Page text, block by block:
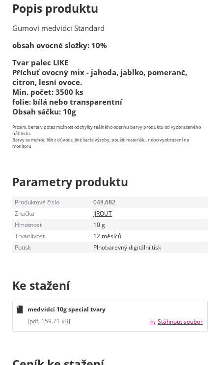
Popis produktu
Gumoví medvídci Standard
obsah ovocné složky: 10%
Tvar palec LIKE
Příchuť ovocný mix - jahoda, jablko, pomeranč,
citron, lesní ovoce.
Min. počet: 3500 ks
folie: bílá nebo transparentní
Obsah sáčku: 10g
Prosím, berte v potaz možnost odchylky reálného odstínu barvy produktu od vyobrazeného
náhledu.
Barvy se mohou lišit z důvodu jiné šarže výroby, použití materiálu, nebo vyobrazení na
monitoru
Parametry produktu
Produktové číslo
048.682
Značka
JIROUT
Hmotnost
10 g
Trvanlivost
12 měsíců
Potisk
Plnobarevný digitální tisk
Ke stažení
medvidci 10g special tvary
[pdf, 159.71 kB]
Stáhnout soubor